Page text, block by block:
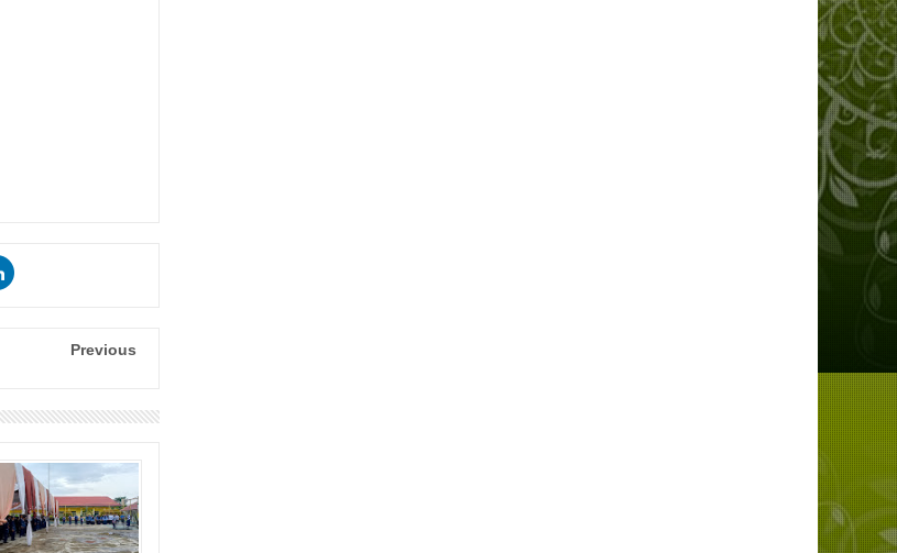
Previous